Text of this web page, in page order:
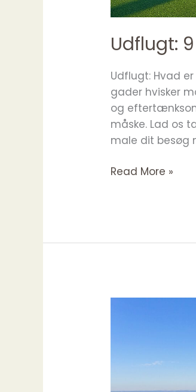
Udflugt:
Udflugt: Hvad
gader hvisker
og
måske. Lad os
male dit besøg
Udflugt:
Read More »